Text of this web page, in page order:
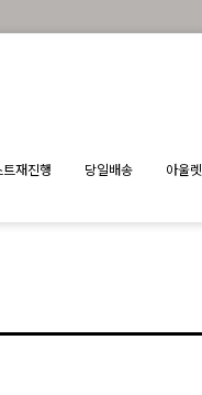
트재진행 당일배송 아울렛